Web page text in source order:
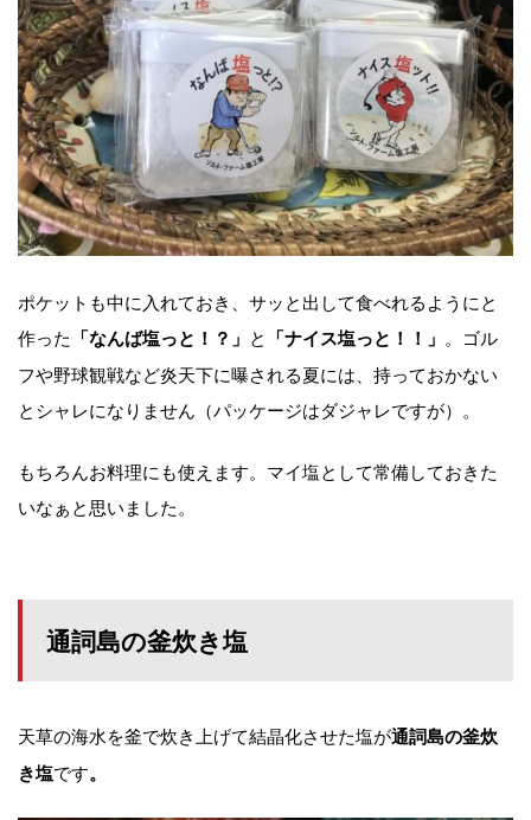
ポケットも中に入れておき、サッと出して食べれるようにと
作った 「なんば塩っと！？」 と 「ナイス塩っと！！」 。ゴル
フや野球観戦など炎天下に曝される夏には、持っておかない
とシャレになりません（パッケージはダジャレですが）。
もちろんお料理にも使えます。マイ塩として常備しておきた
いなぁと思いました。
通詞島の釜炊き塩
天草の海水を釜で炊き上げて結晶化させた塩が通詞島の釜炊
き塩です。